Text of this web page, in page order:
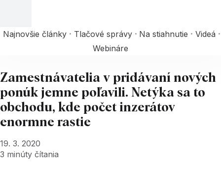
Najnovšie články Tlačové správy Na stiahnutie
Videá
Webináre
Zamestnávatelia v pridávaní nových
ponúk jemne poľavili. Netýka sa to
obchodu, kde počet inzerátov
enormne rastie
19. 3. 2020
3 minúty čítania